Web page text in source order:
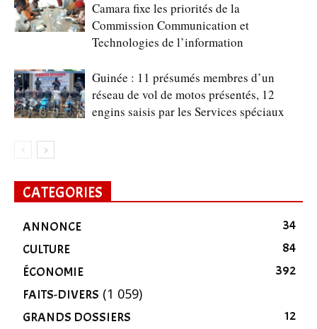
Camara fixe les priorités de la
Commission Communication et
Technologies de l’information
Guinée : 11 présumés membres d’un
réseau de vol de motos présentés, 12
engins saisis par les Services spéciaux
CATEGORIES
ANNONCE
34
CULTURE
84
ÉCONOMIE
392
FAITS-DIVERS (1 059)
GRANDS DOSSIERS
12